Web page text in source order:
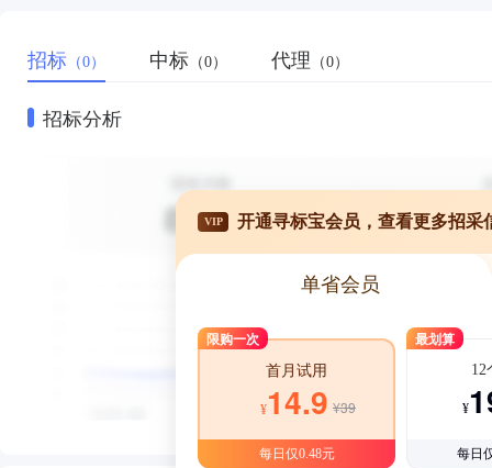
招标 （0） 中标 （0） 代理 （0）
招标分析
VIP 开通寻标宝会员，查看更多招采
单省会员
限购一次
首月试用
¥14.9 ¥39
每日仅0.48元
最划算
12
¥
每日